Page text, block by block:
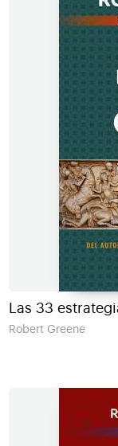
Las 33
Robert Greene